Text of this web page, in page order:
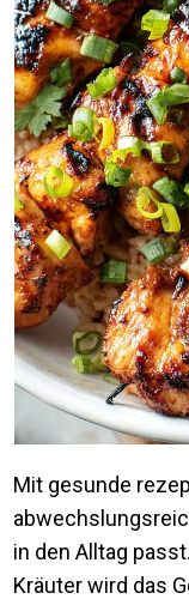
Mit gesunde
in den Alltag
Kräuter wird das